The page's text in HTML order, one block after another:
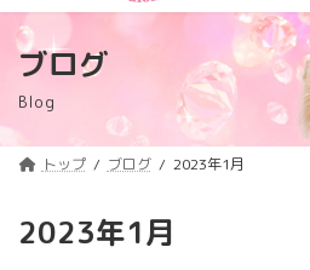
ブログ
Blog
トップ ブログ 2023年1月
2023年1月